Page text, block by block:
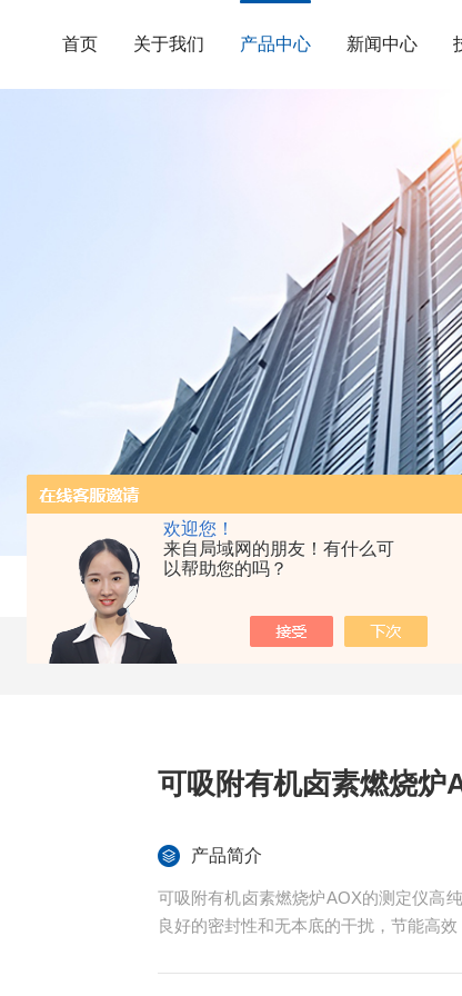
欢迎您！
来自局域网的朋友！有什么可
以帮助您的吗？
首页 关于我们 产品中心 新闻中心
当前位置：
可吸附有机卤素燃烧炉
产品简介
可吸附有机卤素燃烧炉AOX的测定仪高
良好的密封性和无本底的干扰，节能高